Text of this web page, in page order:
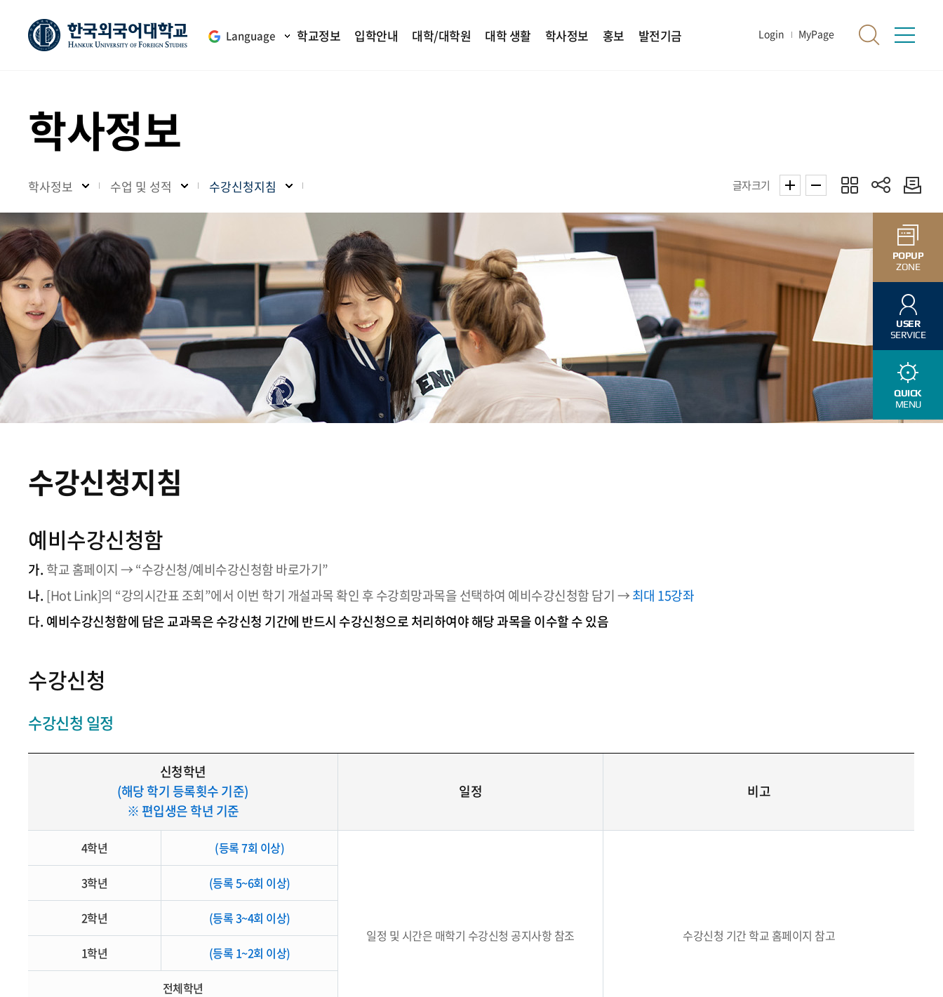
Language 학교정보 입학안내 대학/대학원 대학 생활 학사정보 홍보 발전기금 Login MyPage
POPUP
ZONE
USER
SERVICE
QUICK
MENU
학사정보
학사정보 수업 및 성적 수강신청지침 글자크기
수강신청지침
예비수강신청함
가. 학교 홈페이지 → “수강신청/예비수강신청함 바로가기”
나. [Hot Link]의 “강의시간표 조회”에서 이번 학기 개설과목 확인 후 수강희망과목을 선택하여 예비수강신청함 담기 →최대 15강좌
다. 예비수강신청함에 담은 교과목은 수강신청 기간에 반드시 수강신청으로 처리하여야 해당 과목을 이수할 수 있음
수강신청
수강신청 일정
신청학년
(해당 학기 등록횟수 기준)
※ 편입생은 학년 기준
일정 비고
4학년 (등록 7회 이상)
일정 및 시간은 매학기 수강신청 공지사항 참조 수강신청 기간 학교 홈페이지 참고
3학년 (등록 5~6회 이상)
2학년 (등록 3~4회 이상)
1학년 (등록 1~2회 이상)
전체학년